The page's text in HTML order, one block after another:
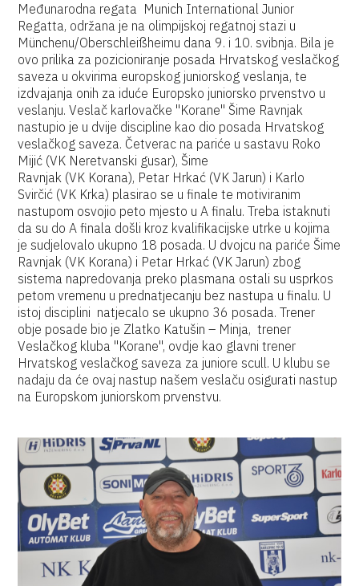
Međunarodna regata Munich International Junior
Regatta, održana je na olimpijskoj regatnoj stazi u
Münchenu/Oberschleißheimu dana 9. i 10. svibnja. Bila je
ovo prilika za pozicioniranje posada Hrvatskog veslačkog
saveza u okvirima europskog juniorskog veslanja, te
izdvajanja onih za iduće Europsko juniorsko prvenstvo u
veslanju. Veslač karlovačke "Korane" Šime Ravnjak
nastupio je u dvije discipline kao dio posada Hrvatskog
veslačkog saveza. Četverac na pariće u sastavu Roko
Mijić (VK Neretvanski gusar), Šime
Ravnjak (VK Korana), Petar Hrkać (VK Jarun) i Karlo
Svirčić (VK Krka) plasirao se u finale te motiviranim
nastupom osvojio peto mjesto u A finalu. Treba istaknuti
da su do A finala došli kroz kvalifikacijske utrke u kojima
je sudjelovalo ukupno 18 posada. U dvojcu na pariće Šime
Ravnjak (VK Korana) i Petar Hrkać (VK Jarun) zbog
sistema napredovanja preko plasmana ostali su usprkos
petom vremenu u prednatjecanju bez nastupa u finalu. U
istoj disciplini natjecalo se ukupno 36 posada. Trener
obje posade bio je Zlatko Katušin – Minja, trener
Veslačkog kluba "Korane", ovdje kao glavni trener
Hrvatskog veslačkog saveza za juniore scull. U klubu se
nadaju da će ovaj nastup našem veslaču osigurati nastup
na Europskom juniorskom prvenstvu.